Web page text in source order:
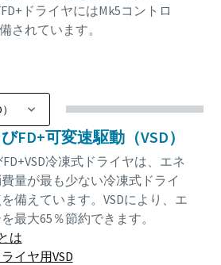
ドライヤにはMk5コントロ
されています。
FD+可変速駆動（VSD）
FD+VSD冷凍式ドライヤは、エネ
量が最も少ない冷凍式ドライ
備えています。VSDにより、エ
最大65％節約できます。
は
イヤ用VSD